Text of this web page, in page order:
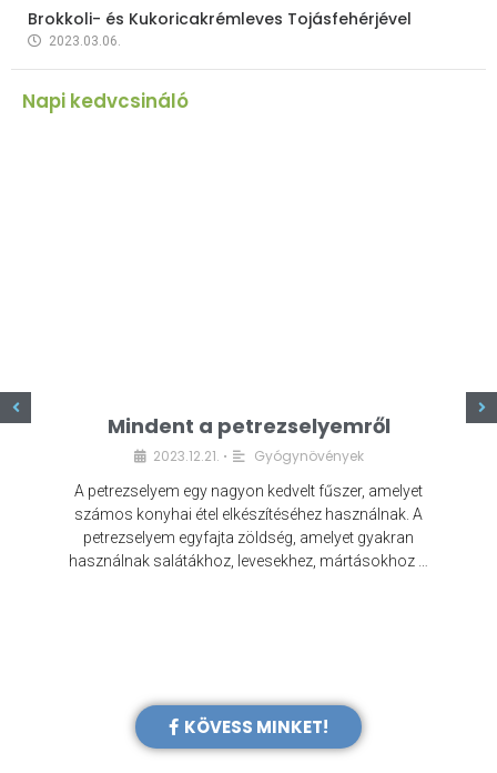
Brokkoli- és Kukoricakrémleves Tojásfehérjével
2023.03.06.
Napi kedvcsináló
Mindent a petrezselyemről
2023.12.21. • Gyógynövények
A petrezselyem egy nagyon kedvelt fűszer, amelyet
számos konyhai étel elkészítéséhez használnak. A
petrezselyem egyfajta zöldség, amelyet gyakran
használnak salátákhoz, levesekhez, mártásokhoz …
KÖVESS MINKET!